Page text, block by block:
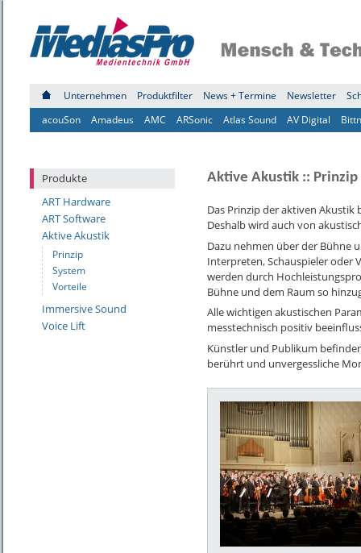
Unternehmen Produktfilter News + Termine Newsletter
acouSon
Amadeus AMC ARSonic Atlas Sound AV Digital
Produkte
ART Hardware
ART Software
Aktive Akustik
Prinzip
System
Vorteile
Immersive Sound
Voice Lift
Aktive Akustik :: Prinzip
Das Prinzip der aktiven
Deshalb wird auch von
Dazu nehmen über der Bühne
Interpreten, Schauspieler oder
werden durch
Bühne und dem Raum so
Alle wichtigen akustischen
messtechnisch positiv
Künstler und Publikum
berührt und unvergessliche